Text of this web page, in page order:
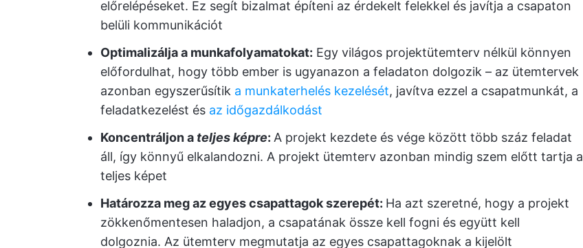
előrelépéseket. Ez segít bizalmat építeni az érdekelt felekkel és javítja a csapaton
belüli kommunikációt
Optimalizálja a munkafolyamatokat: Egy világos projektütemterv nélkül könnyen
előfordulhat, hogy több ember is ugyanazon a feladaton dolgozik – az ütemtervek
azonban egyszerűsítik a munkaterhelés kezelését, javítva ezzel a csapatmunkát, a
feladatkezelést és az időgazdálkodást
Koncentráljon a teljes képre: A projekt kezdete és vége között több száz feladat
áll, így könnyű elkalandozni. A projekt ütemterv azonban mindig szem előtt tartja a
teljes képet
Határozza meg az egyes csapattagok szerepét: Ha azt szeretné, hogy a projekt
zökkenőmentesen haladjon, a csapatának össze kell fogni és együtt kell
dolgoznia. Az ütemterv megmutatja az egyes csapattagoknak a kijelölt